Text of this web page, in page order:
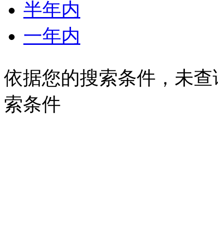
半年内
一年内
依据您的搜索条件，未
索条件